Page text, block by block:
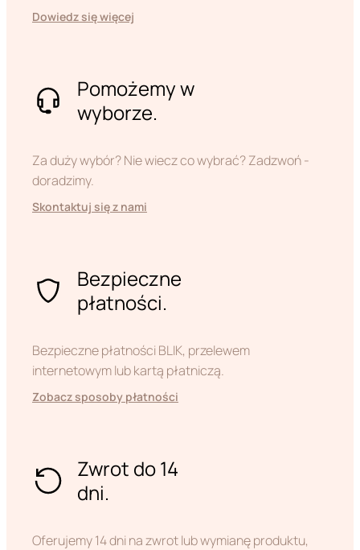
Dowiedz się więcej
Pomożemy w
wyborze.
Za duży wybór? Nie wiecz co wybrać? Zadzwoń -
doradzimy.
Skontaktuj się z nami
Bezpieczne
płatności.
Bezpieczne płatności BLIK, przelewem
internetowym lub kartą płatniczą.
Zobacz sposoby płatności
Zwrot do 14
dni.
Oferujemy 14 dni na zwrot lub wymianę produktu,